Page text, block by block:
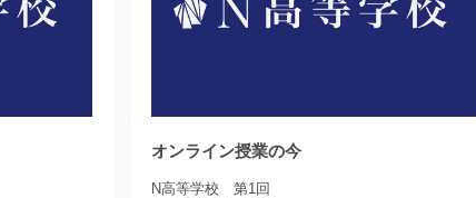
オンライン授業の今
N高等学校 第1回